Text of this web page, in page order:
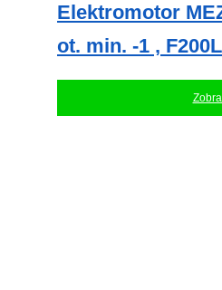
Elektromotor
ot. min. -1 ,